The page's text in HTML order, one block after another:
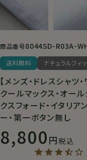
商品番号8044SD-R03A-
送料無料 ナチュラルフィッ
【メンズ・ドレスシャツ
クールマックス・オー
クスフォード・イタリア
ー・第一ボタン無し
8,800 税込